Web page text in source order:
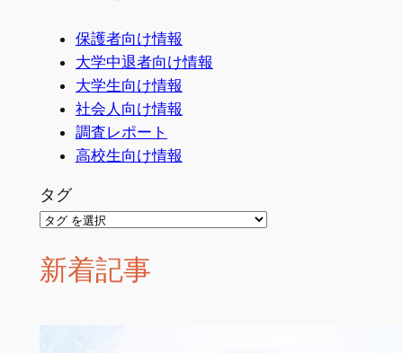
保護者向け情報
大学中退者向け情報
大学生向け情報
社会人向け情報
調査レポート
高校生向け情報
タグ
新着記事